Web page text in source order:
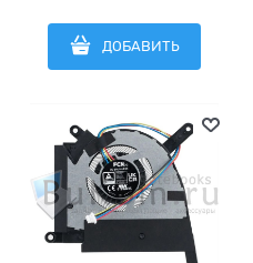
N7600PC M6500QB X1704VA
K6500ZC B1500C серии
ДОБАВИТЬ